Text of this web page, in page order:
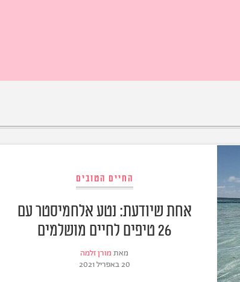
החיים הטובים
אחת שיודעת: נטע אלחמיסטר עם
26 טיפים לחיים מושלמים
מאת מורן זלמה
20 באפריל 2021